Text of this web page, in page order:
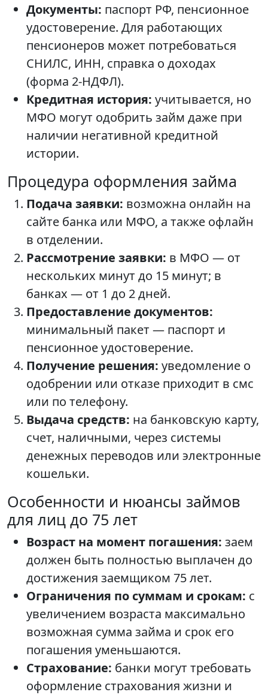
Документы: паспорт РФ, пенсионное
удостоверение. Для работающих
пенсионеров может потребоваться
СНИЛС, ИНН, справка о доходах
(форма 2-НДФЛ).
Кредитная история: учитывается, но
МФО могут одобрить займ даже при
наличии негативной кредитной
истории.
Процедура оформления займа
Подача заявки: возможна онлайн на
сайте банка или МФО, а также офлайн
в отделении.
Рассмотрение заявки: в МФО — от
нескольких минут до 15 минут; в
банках — от 1 до 2 дней.
Предоставление документов:
минимальный пакет — паспорт и
пенсионное удостоверение.
Получение решения: уведомление о
одобрении или отказе приходит в смс
или по телефону.
Выдача средств: на банковскую карту,
счет, наличными, через системы
денежных переводов или электронные
кошельки.
Особенности и нюансы займов
для лиц до 75 лет
Возраст на момент погашения: заем
должен быть полностью выплачен до
достижения заемщиком 75 лет.
Ограничения по суммам и срокам: с
увеличением возраста максимально
возможная сумма займа и срок его
погашения уменьшаются.
Страхование: банки могут требовать
оформление страхования жизни и